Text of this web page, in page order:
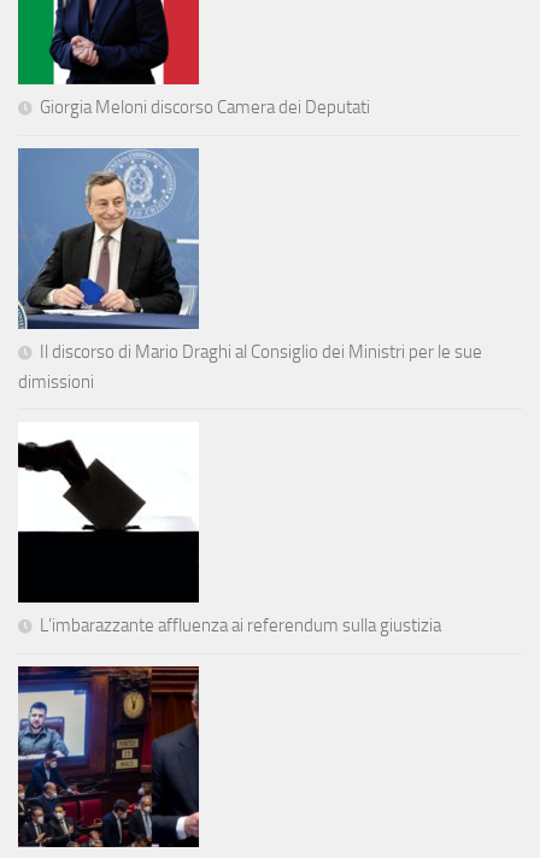
Giorgia Meloni discorso Camera dei Deputati
Il discorso di Mario Draghi al Consiglio dei Ministri per le sue
dimissioni
L’imbarazzante affluenza ai referendum sulla giustizia